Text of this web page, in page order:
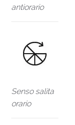
antiorario
Senso salita
orario